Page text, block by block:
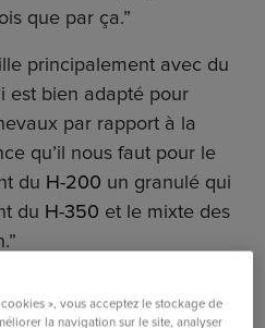
que par ça.”
principalement avec du
est bien adapté pour
par rapport à la
qu’il nous faut pour le
du H-200 un granulé qui
du H-350 et le mixte des
», vous acceptez le stockage de
la navigation sur le site, analyser